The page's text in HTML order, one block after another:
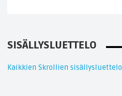
SISÄLLYSLUETTELO
Kaikkien Skrollien sisällysluettelo